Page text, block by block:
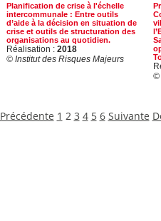
Planification de crise à l'échelle
intercommunale : Entre outils
d’aide à la décision en situation de
crise et outils de structuration des
organisations au quotidien.
Réalisation : 2018
© Institut des Risques Majeurs
©
Précédente 1 2 3 4 5 6 Suivante